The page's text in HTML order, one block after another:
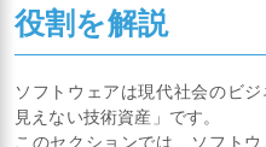
役割を解説
ソフトウェアは現代社会のビ
見えない技術資産」です。
このセクションでは、ソフト